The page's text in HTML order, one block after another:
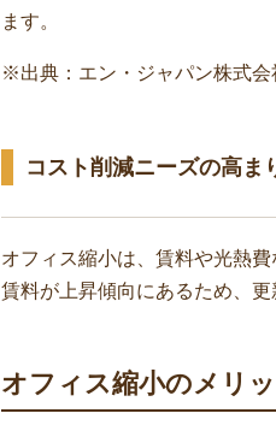
ます。
※出典：エン・ジャパン株式会
コスト削減ニーズの高ま
オフィス縮小は、賃料や光熱
賃料が上昇傾向にあるため、
オフィス縮小のメリ